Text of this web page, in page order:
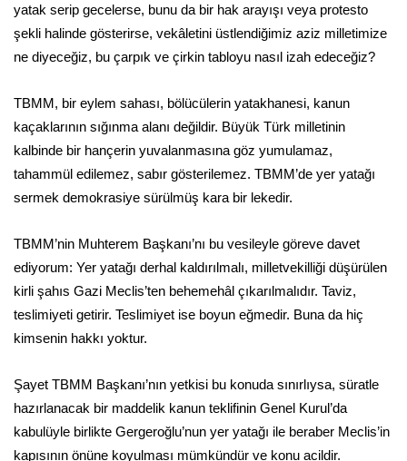
yatak serip gecelerse, bunu da bir hak arayışı veya protesto
şekli halinde gösterirse, vekâletini üstlendiğimiz aziz milletimize
ne diyeceğiz, bu çarpık ve çirkin tabloyu nasıl izah edeceğiz?
TBMM, bir eylem sahası, bölücülerin yatakhanesi, kanun
kaçaklarının sığınma alanı değildir. Büyük Türk milletinin
kalbinde bir hançerin yuvalanmasına göz yumulamaz,
tahammül edilemez, sabır gösterilemez. TBMM’de yer yatağı
sermek demokrasiye sürülmüş kara bir lekedir.
TBMM’nin Muhterem Başkanı’nı bu vesileyle göreve davet
ediyorum: Yer yatağı derhal kaldırılmalı, milletvekilliği düşürülen
kirli şahıs Gazi Meclis’ten behemehâl çıkarılmalıdır. Taviz,
teslimiyeti getirir. Teslimiyet ise boyun eğmedir. Buna da hiç
kimsenin hakkı yoktur.
Şayet TBMM Başkanı’nın yetkisi bu konuda sınırlıysa, süratle
hazırlanacak bir maddelik kanun teklifinin Genel Kurul’da
kabulüyle birlikte Gergeroğlu’nun yer yatağı ile beraber Meclis’in
kapısının önüne koyulması mümkündür ve konu acildir.